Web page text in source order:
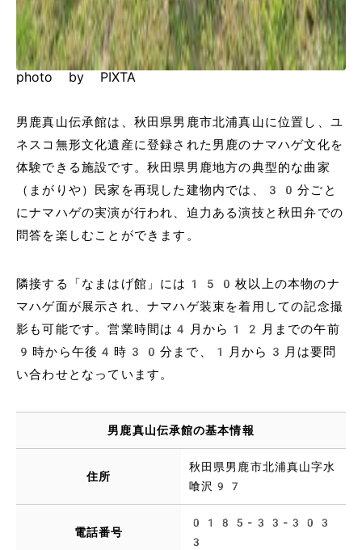
photo by PIXTA
男鹿真山伝承館は、秋田県男鹿市北浦真山に位置し、ユ
ネスコ無形文化遺産に登録された男鹿のナマハゲ文化を
体験できる施設です。秋田県男鹿地方の典型的な曲家
（まがりや）民家を再現した建物内では、30分ごと
にナマハゲの実演が行われ、迫力ある演技と秋田弁での
問答を楽しむことができます。
隣接する「なまはげ館」には150枚以上の本物のナ
マハゲ面が展示され、ナマハゲ装束を着用しての記念撮
影も可能です。営業時間は4月から12月までの午前
9時から午後4時30分まで、1月から3月は要問
い合わせとなっています。
男鹿真山伝承館の基本情報
住所
秋田県男鹿市北浦真山字水
喰沢97
電話番号
0185-33-303
3